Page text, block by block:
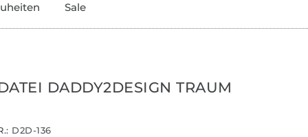
Sale
DADDY2DESIGN TRAUM
D2D-136